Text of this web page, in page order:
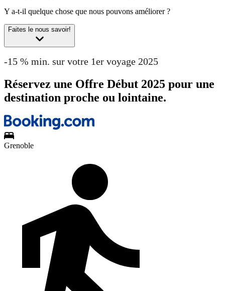
Y a-t-il quelque chose que nous pouvons améliorer ?
Faites le nous savoir!
-15 % min. sur votre 1er voyage 2025
Réservez une Offre Début 2025 pour une
destination proche ou lointaine.
Grenoble